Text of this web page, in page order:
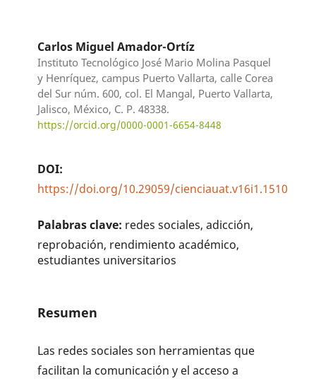
Carlos Miguel Amador-Ortíz
Instituto Tecnológico José Mario Molina Pasquel
y Henríquez, campus Puerto Vallarta, calle Corea
del Sur núm. 600, col. El Mangal, Puerto Vallarta,
Jalisco, México, C. P. 48338.
https://orcid.org/0000-0001-6654-8448
DOI:
https://doi.org/10.29059/cienciauat.v16i1.1510
Palabras clave: redes sociales, adicción,
reprobación, rendimiento académico,
estudiantes universitarios
Resumen
Las redes sociales son herramientas que
facilitan la comunicación y el acceso a